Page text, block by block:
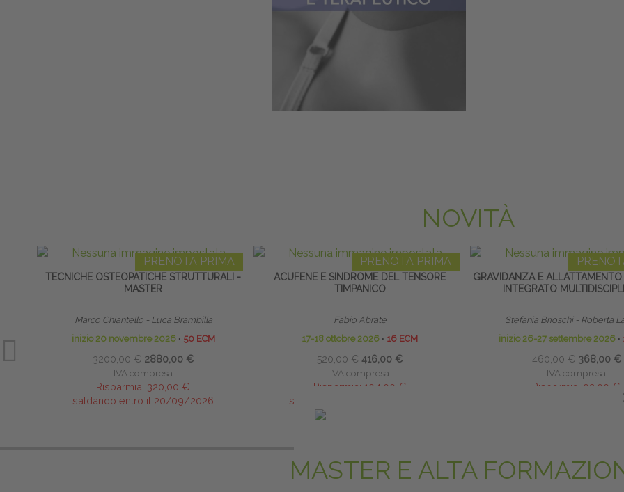
NOVITÀ
PRENOTA PRIMA
TECNICHE OSTEOPATICHE STRUTTURALI -
MASTER
Marco Chiantello - Luca Brambilla
inizio 20 novembre 2026 ∙ 50 ECM
3200,00 € 2880,00 €
IVA compresa
Risparmia: 320,00 €
saldando entro il 20/09/2026
PRENOTA PRIMA
ACUFENE E SINDROME DEL TENSORE
TIMPANICO
Fabio Abrate
17-18 ottobre 2026 ∙ 16 ECM
520,00 € 416,00 €
IVA compresa
Risparmia: 104,00 €
saldando entro il 30/08/2026
GRAVIDANZA E ALLATTAMENTO
INTEGRATO
Stefania Brioschi - Roberta
inizio 26-27 settembre 2026 ∙
460,00 € 368,00 €
IVA compresa
Risparmia: 92,00 €
saldando entro il 30/
MASTER E ALTA